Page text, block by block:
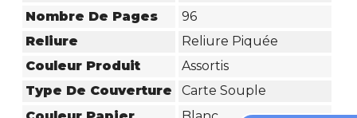
Nombre De Pages
96
Reliure
Reliure Piquée
Couleur Produit
Assortis
Type De Couverture
Carte Souple